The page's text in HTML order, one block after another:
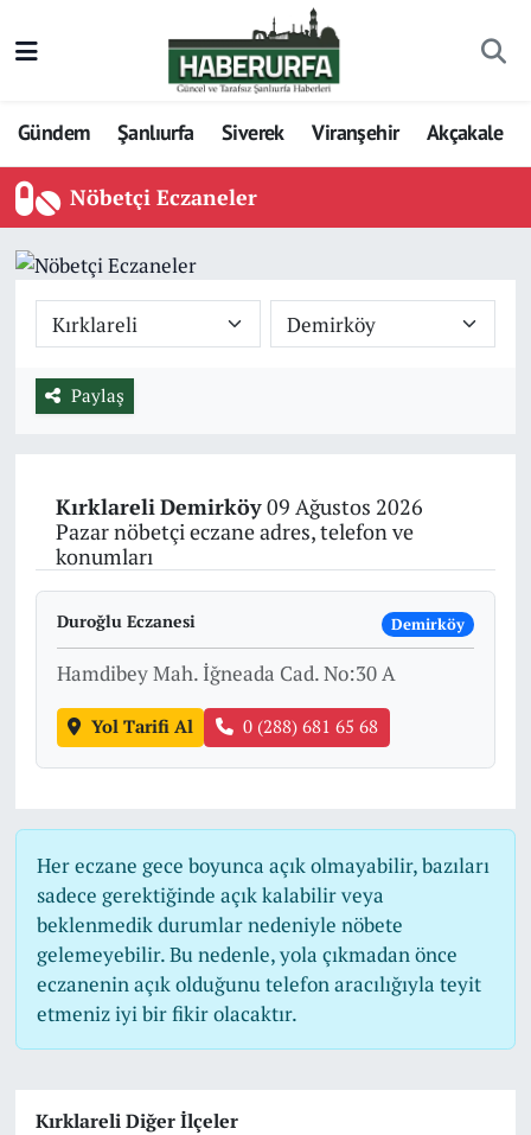
Gündem Şanlıurfa Siverek Viranşehir Akçakale
Nöbetçi Eczaneler
Paylaş
KırklareliDemirköy09 Ağustos 2026
Pazar nöbetçi eczane adres, telefon ve
konumları
Duroğlu Eczanesi Demirköy
Hamdibey Mah. İğneada Cad. No:30 A
Yol Tarifi Al 0 (288) 681 65 68
Her eczane gece boyunca açık olmayabilir, bazıları
sadece gerektiğinde açık kalabilir veya
beklenmedik durumlar nedeniyle nöbete
gelemeyebilir. Bu nedenle, yola çıkmadan önce
eczanenin açık olduğunu telefon aracılığıyla teyit
etmeniz iyi bir fikir olacaktır.
Kırklareli Diğer İlçeler